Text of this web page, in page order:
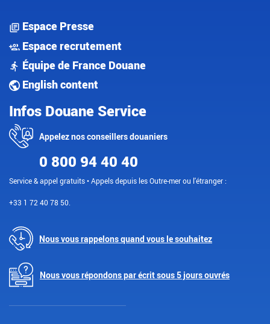
Espace Presse
Espace recrutement
Équipe de France Douane
English content
Infos Douane Service
Appelez nos conseillers douaniers
0 800 94 40 40
Service & appel gratuits • Appels depuis les Outre-mer ou l'étranger :
+33 1 72 40 78 50.
Nous vous rappelons quand vous le souhaitez
Nous vous répondons par écrit sous 5 jours ouvrés